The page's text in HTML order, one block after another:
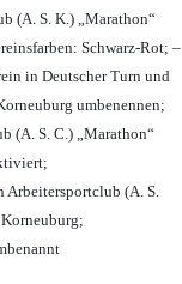
(A. S. K.) „Marathon“
Schwarz-Rot; –
in Deutscher Turn und
umbenennen;
(A. S. C.) „Marathon“
Arbeitersportclub (A. S.